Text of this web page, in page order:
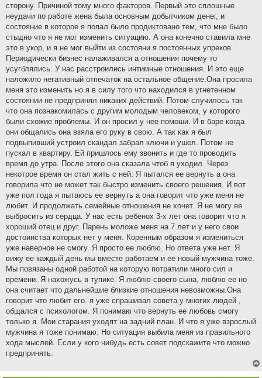
сторону. Причиной тому много факторов. Первый это сплошные
неудачи по работе жена была основным добытчиком денег, и
состояние в которое я попал было продиктовано тем, что мне было
стыдно что я не мог изменить ситуацию. А она конечно ставила мне
это в укор, и я не мог выйти из состояни я постоянных упреков.
Периодически бизнес налаживался а отношения почему то
усугблялись. У нас расстроились интимные отношения. И это еще
наложило негативный отпечаток на остальное общение.Она просила
меня это изменить но я в силу того что находился в угнетенном
состоянии не предпринял никаких действий. Потом случилось так
что она познакомилась с другим молодым человеком, у которого
были схожие проблемы. И он просил у нее помоши. И в баре когда
они общались она взяла его руку в свою. А так как я был
подвыпивший устроил скандал забрал ключи и ушел. Потом не
пускал в квартиру. Ей пришлось ему звонить и где то проводить
время до утра. После этого она сказала чтоб я уходил. Через
некотрое время он стал жить с ней. Я пытался ее вернуть а она
говорила что не может так быстро изменить своего решения. И вот
уже пол года я пытаюсь ее вернуть а она говорит что уже меня не
любит. И продолжать семейные отношения не хочет. Я не могу ее
выбросить из сердца. У нас есть ребенох 3-х лет она говорит что я
хороший отец и друг. Парень моложе меня на 7 лет и у него свои
достоинства которых нет у меня. Коренным образом я измениться
уже наверное не смогу. Я просто ее люблю. Но ответа уже нет. Я
вижу ее каждый день мы вместе работаем и ее новый мужчина тоже.
Мы повязаны одной работой на которую потратили много сил и
времени. Я нахожусь в тупике. Я люблю своего сына, люблю ее но
она считает что дальнейшие близкие отношения невозможны.Она
говорит что любит его. я уже спрашивал совета у многих людей ,
общался с психологом. Я понимаю что вернуть ее любовь смогу
только я. Мои старания уходят на задний план. И что я уже взрослый
мужчина я тоже понимаю. Но ситуация выбила меня из правильного
хода мыслей. Если у кого нибудь есть совет подскажите что можно
предпринять.